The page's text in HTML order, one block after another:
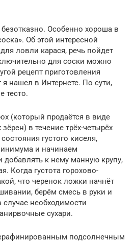
Особенно хороша в
Об этой интересной
ловли карася, речь пойдет
для соски можно
рецепт приготовления
нашел в Интернете. По сути,
тесто.
(который продаётся в виде
в течение трёх-четырёх
густого киселя,
и начинаем
к нему манную крупу,
Когда густота горохово-
что черенок ложки начнёт
берём смесь в руки и
необходимости
сухари.
подсолнечным